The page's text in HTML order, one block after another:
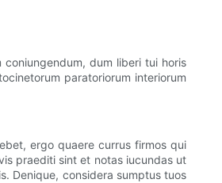
dum liberi tui horis
paratoriorum interiorum
ergo quaere currus firmos qui
praediti sint et notas iucundas ut
Denique, considera sumptus tuos